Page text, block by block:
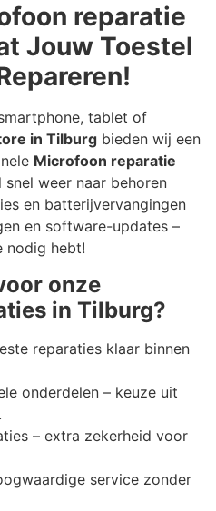
reparatie
Jouw Toestel
tablet of
in Tilburg bieden wij een
Microfoon reparatie
weer naar behoren
en batterijvervangingen
en software-updates –
nodig hebt!
onze
in Tilburg?
reparaties klaar binnen
onderdelen – keuze uit
– extra zekerheid voor
service zonder